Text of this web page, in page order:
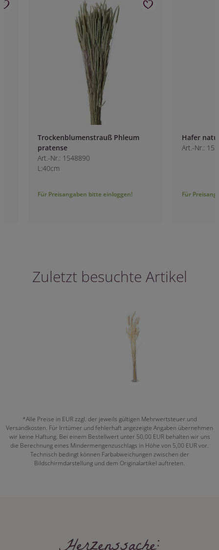
Trockenblumenstrauß Phleum
pratense
Art.-Nr.: 1548890
Für Preisangaben bitte einloggen!
Hafer natur 75cm
Art.-Nr.: 1530300
Für Preisangaben
Zuletzt besuchte Artikel
*Alle Preise in EUR zzgl. der jeweils gültigen Mehrwertsteuer und
Versandkosten. Für Irrtümer und fehlerhaft angezeigte Angaben übernehmen
wir keine Haftung. Bei einem Bestellwert unter 50,00 EUR behalten wir uns
die Berechnung eines Mindermengenzuschlags in Höhe von 5,00 EUR vor.
Technisch bedingt können Farbabweichungen zwischen der
Bildschirmdarstellung und dem Originalartikel auftreten.